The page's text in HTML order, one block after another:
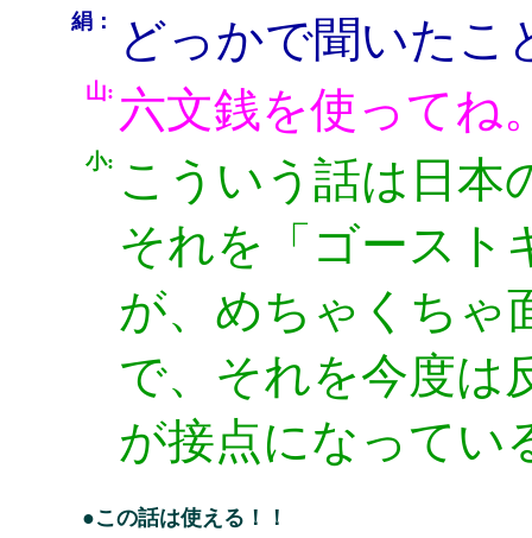
絹： どっかで聞いたこ
山: 六文銭を使ってね
小: こういう話は日本
それを「ゴースト
が、めちゃくちゃ
で、それを今度は
が接点になってい
●この話は使える！！